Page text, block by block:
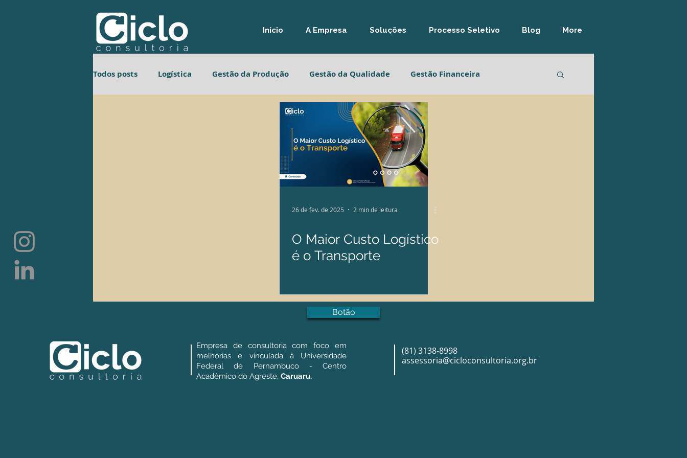
Início A Empresa Soluções Processo Seletivo Blog More
Todos posts Logística Gestão da Produção Gestão da Qualidade Gestão Financeira
Gestão da Produção Gestão da Qualidade
Gestão Estratégica
26 de fev. de 2025 2 min de leitura
O Maior Custo Logístico
é o Transporte
Botão
Empresa de consultoria com foco em
melhorias e vinculada à Universidade
Federal de Pernambuco - Centro
Acadêmico do Agreste, Caruaru.
assessoria@cicloconsultoria.org.br
(81) 3138-8998